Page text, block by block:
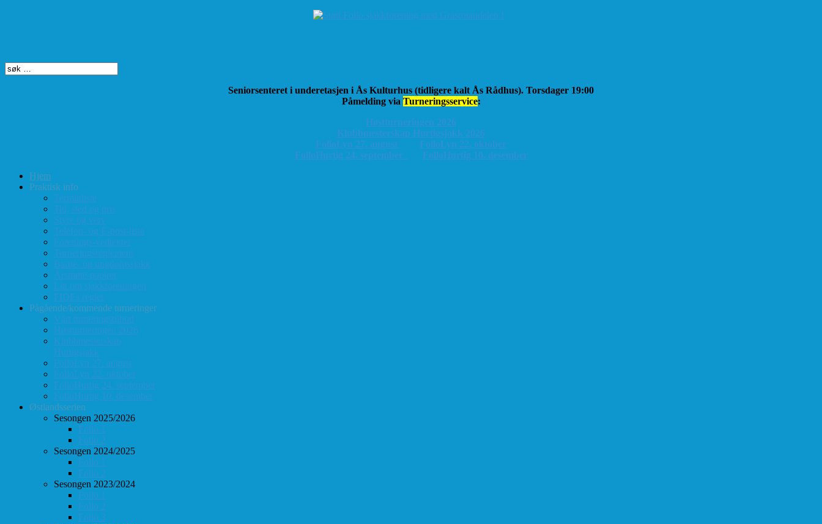
Seniorsenteret i underetasjen i Ås Kulturhus (tidligere kalt Ås Rådhus). Torsdager 19:00
Påmelding via Turneringsservice:
Høstturneringen 2026
Klubbmesterskap Hurtigsjakk 2026
FolloLyn 27. august
FolloLyn 22. oktober
FolloHurtig 24. september
FolloHurtig 10. desember
Hjem
Praktisk info
Terminliste
Tid, sted og pris
Styre og verv
Telefon- og E-post-liste
Forenings-vedtekter
Turneringsreglement
Barne- og ungdomssjakk
Årsmøte-papirer
Litt om sjakkforeningen
FIDEs regler
Pågående/kommende turneringer
Vårt turneringstilbud
Høstturneringen 2026
Klubbmesterskap
Hurtigsjakk
FolloLyn 27. august
FolloLyn 22. oktober
FolloHurtig 24. september
FolloHurtig 10. desember
Østlandsserien
Sesongen 2025/2026
Follo 1
Follo 2
Sesongen 2024/2025
Follo 1
Follo 2
Sesongen 2023/2024
Follo 1
Follo 2
Follo 3